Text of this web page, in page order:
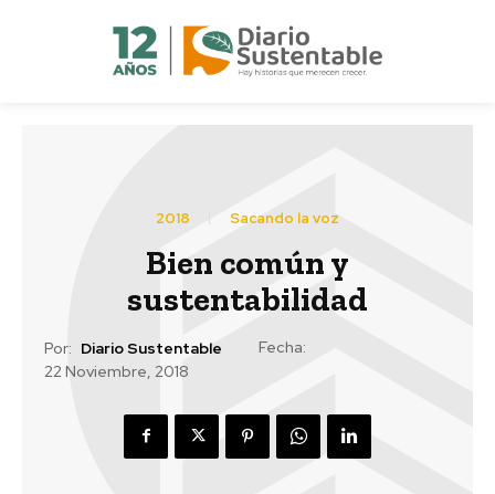
2018 Sacando la voz
Bien común y
sustentabilidad
Por: Diario Sustentable
Fecha:
22 Noviembre, 2018